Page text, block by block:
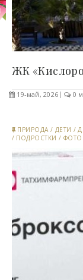
19-май, 2026 0
ПРИРОДА / ДЕТИ /
/ ПОДРОСТКИ / ФОТО